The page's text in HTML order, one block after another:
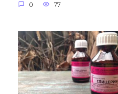
0 77